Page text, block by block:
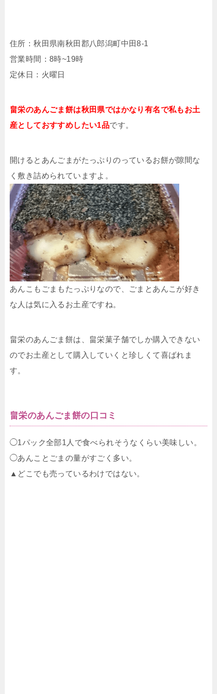
住所：秋田県南秋田郡八郎潟町中田8-1
営業時間：8時~19時
定休日：火曜日
畠栄のあんごま餅は秋田県ではかなり有名で私もお土
産としておすすめしたい1品です。
開けるとあんごまがたっぷりのっているお餅が隙間な
く敷き詰められていますよ。
あんこもごまもたっぷりなので、ごまとあんこが好き
な人は気に入るお土産ですね。
畠栄のあんごま餅は、畠栄菓子舗でしか購入できない
のでお土産として購入していくと珍しくて喜ばれま
す。
畠栄のあんごま餅の口コミ
◯1パック全部1人で食べられそうなくらい美味しい。
◯あんことごまの量がすごく多い。
▲どこでも売っているわけではない。